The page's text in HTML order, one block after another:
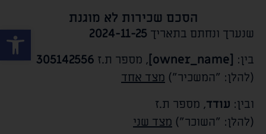
פתח
הסכם שכירות לא מוגנת
שנערך ונחתם בתאריך 2024-11-25
בין: [owner_name] , מספר ת.ז 305142556
(להלן: "המשכיר") מצד אחד
ובין: עודד, מספר ת.ז
(להלן: "השוכר") מצד שני